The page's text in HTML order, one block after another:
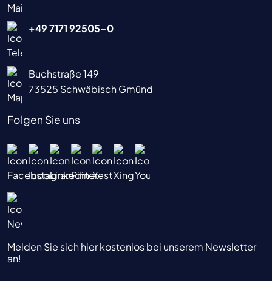
+49 7171 92505-0
Buchstraße 149
73525 Schwäbisch Gmünd
Folgen Sie uns
Melden Sie sich hier kostenlos bei unserem Newsletter
an!